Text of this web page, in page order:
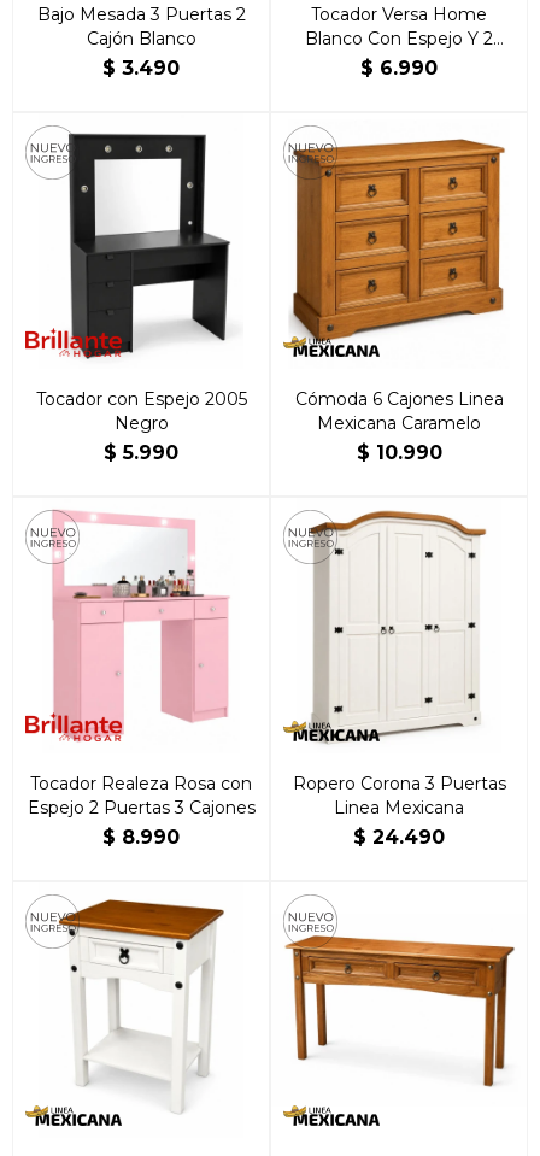
Bajo Mesada 3 Puertas 2
Cajón Blanco
$ 3.490
Tocador Versa Home
Blanco Con Espejo Y 2
Cajones
$ 6.990
Tocador con Espejo 2005
Negro
$ 5.990
Cómoda 6 Cajones Linea
Mexicana Caramelo
$ 10.990
Tocador Realeza Rosa con
Espejo 2 Puertas 3 Cajones
$ 8.990
Ropero Corona 3 Puertas
Linea Mexicana
$ 24.490